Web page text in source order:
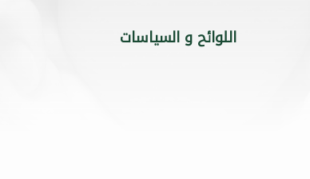
اللوائح و السياسات